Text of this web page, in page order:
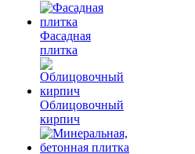
Фасадная
плитка
Облицовочный
кирпич